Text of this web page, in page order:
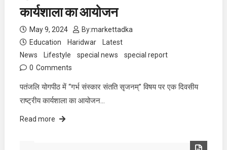
कार्यशाला का आयोजन
May 9, 2024 By:markettadka
Education
Haridwar
Latest
News
Lifestyle special news
special report
0 Comments
पतंजलि योगपीठ में “गर्भ संस्कार संतति सृजनम्” विषय पर एक दिवसीय
राष्ट्रीय कार्यशाला का आयोजन…
Read more